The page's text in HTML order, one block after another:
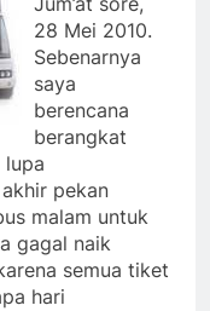
28 Mei 2010.
Sebenarnya
saya
berencana
berangkat
lupa
pekan
malam untuk
gagal naik
semua tiket
hari